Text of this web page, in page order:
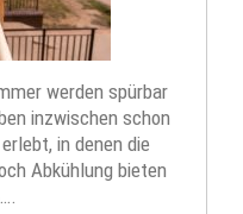
werden spürbar
inzwischen schon
in denen die
Abkühlung bieten